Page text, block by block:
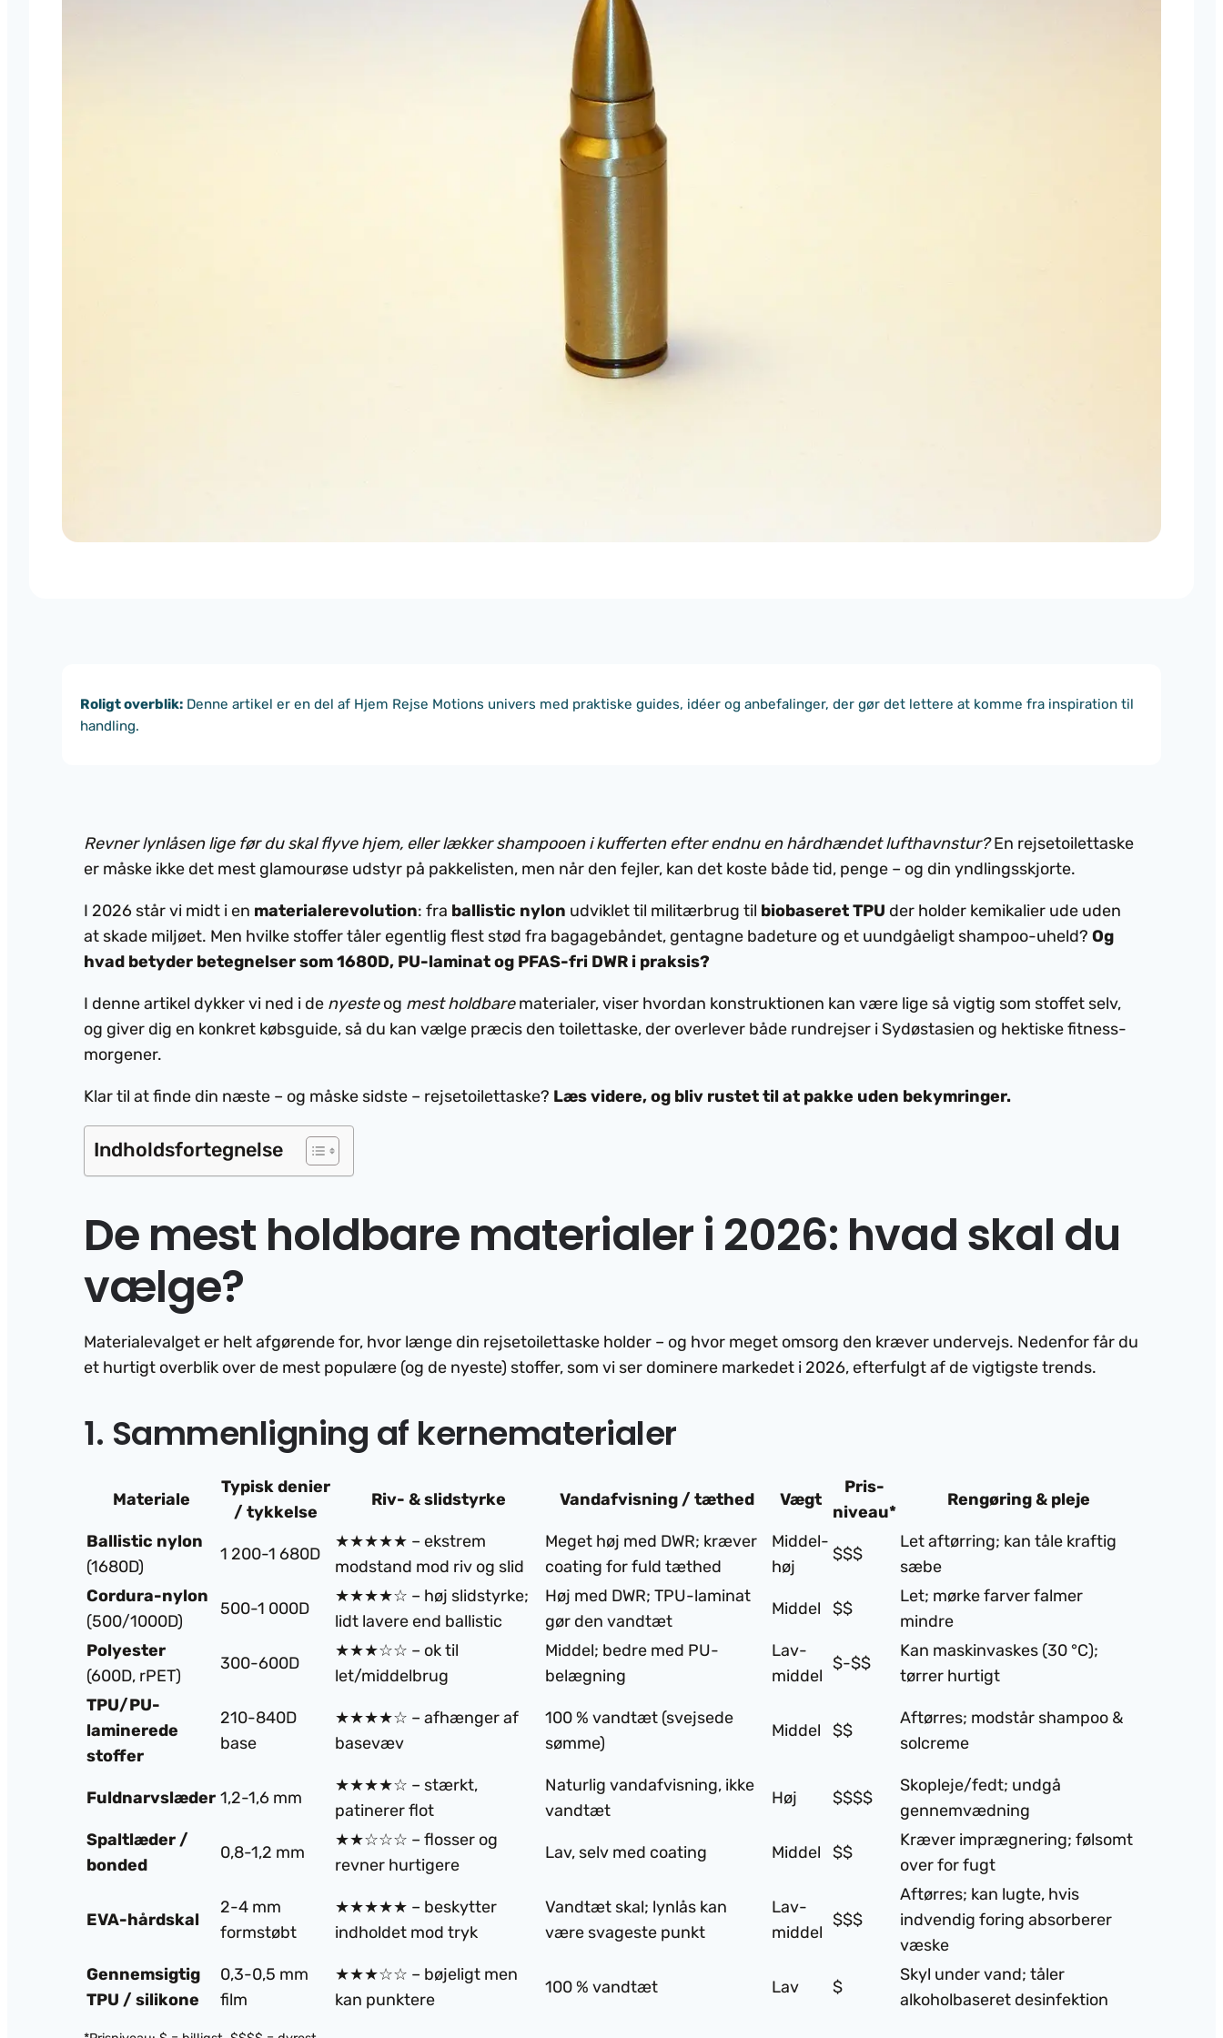
Roligt overblik: Denne artikel er en del af Hjem Rejse Motions univers med praktiske guides, idéer og anbefalinger, der gør det lettere at komme fra inspiration til
handling.
Revner lynlåsen lige før du skal flyve hjem, eller lækker shampooen i kufferten efter endnu en hårdhændet lufthavnstur?En rejsetoilettaske
er måske ikke det mest glamourøse udstyr på pakkelisten, men når den fejler, kan det koste både tid, penge – og din yndlingsskjorte.
I 2026 står vi midt i en materialerevolution: fra ballistic nylon udviklet til militærbrug til biobaseret TPU der holder kemikalier ude uden
at skade miljøet. Men hvilke stoffer tåler egentlig flest stød fra bagagebåndet, gentagne badeture og et uundgåeligt shampoo-uheld? Og
hvad betyder betegnelser som 1680D, PU-laminat og PFAS-fri DWR i praksis?
I denne artikel dykker vi ned i de nyesteog mest holdbarematerialer, viser hvordan konstruktionen kan være lige så vigtig som stoffet selv,
og giver dig en konkret købsguide, så du kan vælge præcis den toilettaske, der overlever både rundrejser i Sydøstasien og hektiske fitness-
morgener.
Klar til at finde din næste – og måske sidste – rejsetoilettaske? Læs videre, og bliv rustet til at pakke uden bekymringer.
Indholdsfortegnelse
De mest holdbare materialer i 2026: hvad skal du
vælge?
Materialevalget er helt afgørende for, hvor længe din rejsetoilettaske holder – og hvor meget omsorg den kræver undervejs. Nedenfor får du
et hurtigt overblik over de mest populære (og de nyeste) stoffer, som vi ser dominere markedet i 2026, efterfulgt af de vigtigste trends.
1. Sammenligning af kerne­materialer
Materiale
Typisk denier
/ tykkelse
Riv- & slidstyrke Vand­afvisning / tæthed Vægt
Pris­
niveau*
Rengøring & pleje
Ballistic nylon
(1680D)
1 200-1 680D
★★★★★ – ekstrem
modstand mod riv og slid
Meget høj med DWR; kræver
coating for fuld tæthed
Middel-
høj
$$$
Let aftørring; kan tåle kraftig
sæbe
Cordura-nylon
(500/1000D)
500-1 000D
★★★★☆ – høj slidstyrke;
lidt lavere end ballistic
Høj med DWR; TPU-laminat
gør den vandtæt
Middel $$
Let; mørke farver falmer
mindre
Polyester
(600D, rPET)
300-600D
★★★☆☆ – ok til
let/middelbrug
Middel; bedre med PU-
belægning
Lav-
middel
$-$$
Kan maskinvaskes (30 °C);
tørrer hurtigt
TPU/PU-
laminerede
stoffer
210-840D
base
★★★★☆ – afhænger af
basevæv
100 % vandtæt (svejsede
sømme)
Middel $$
Aftørres; modstår shampoo &
solcreme
Fuldnarvslæder 1,2-1,6 mm
★★★★☆ – stærkt,
patinerer flot
Naturlig vand­afvisning, ikke
vandtæt
Høj $$$$
Skopleje/fedt; undgå
gennemvædning
Spaltlæder /
bonded
0,8-1,2 mm
★★☆☆☆ – flosser og
revner hurtigere
Lav, selv med coating Middel $$
Kræver imprægnering; følsomt
over for fugt
EVA-hårdskal
2-4 mm
formstøbt
★★★★★ – beskytter
indholdet mod tryk
Vandtæt skal; lynlås kan
være svageste punkt
Lav-
middel
$$$
Aftørres; kan lugte, hvis
indvendig foring absorberer
væske
Gennemsigtig
TPU / silikone
0,3-0,5 mm
film
★★★☆☆ – bøjeligt men
kan punktere
100 % vandtæt Lav $
Skyl under vand; tåler
alkoholbaseret desinfektion